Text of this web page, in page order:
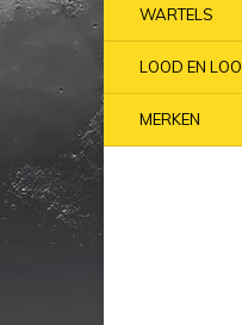
WARTELS
LOOD EN
MERKEN